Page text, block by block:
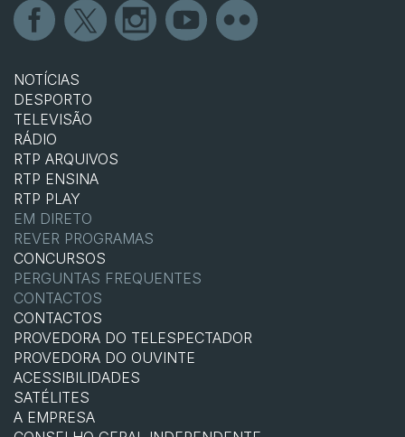
NOTÍCIAS
DESPORTO
TELEVISÃO
RÁDIO
RTP ARQUIVOS
RTP ENSINA
RTP PLAY
EM DIRETO
REVER PROGRAMAS
CONCURSOS
PERGUNTAS FREQUENTES
CONTACTOS
CONTACTOS
PROVEDORA DO TELESPECTADOR
PROVEDORA DO OUVINTE
ACESSIBILIDADES
SATÉLITES
A EMPRESA